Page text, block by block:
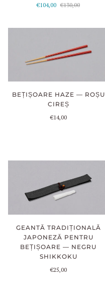
€104,00 €130,00
BEȚIȘOARE HAZE — ROȘU
CIREȘ
€14,00
GEANTĂ TRADIȚIONALĂ
JAPONEZĂ PENTRU
BEȚIȘOARE — NEGRU
SHIKKOKU
€25,00